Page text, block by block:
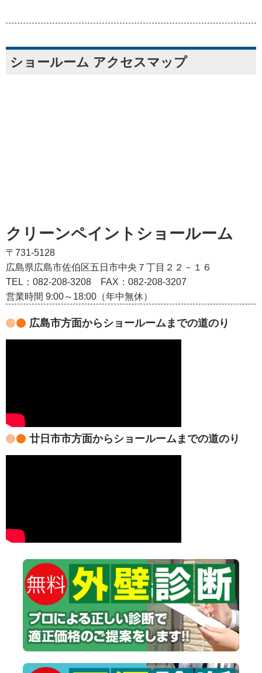
ショールーム アクセスマップ
クリーンペイントショールーム
〒731-5128
広島県広島市佐伯区五日市中央７丁目２２－１６
TEL：082‐208‐3208
FAX：082-208-3207
営業時間 9:00～18:00（年中無休）
広島市方面からショールームまでの道のり
廿日市市方面からショールームまでの道のり